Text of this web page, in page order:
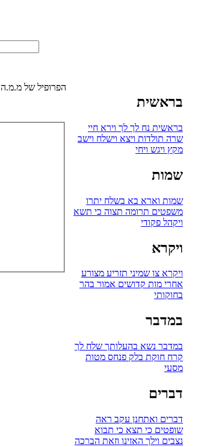
בראשית
בראשית נח לך לך וירא חיי
שרה תולדות ויצא וישלח וישב
מקץ ויגש ויחי
שמות
שמות וארא בא בשלח יתרו
משפטים תרומה תצוה כי תשא
ויקהל פקודי
ויקרא
ויקרא צו שמיני תזריע מצורע
אחרי מות קדושים אמור בהר
בחוקותי
במדבר
במדבר נשא בהעלותך שלח לך
קרח חוקת בלק פנחס מטות
מסעי
דברים
דברים ואתחנן עקב ראה
שופטים כי תצא כי תבוא
נצבים וילך האזינו וזאת הברכה
הפרופיל של מ.מ.ה